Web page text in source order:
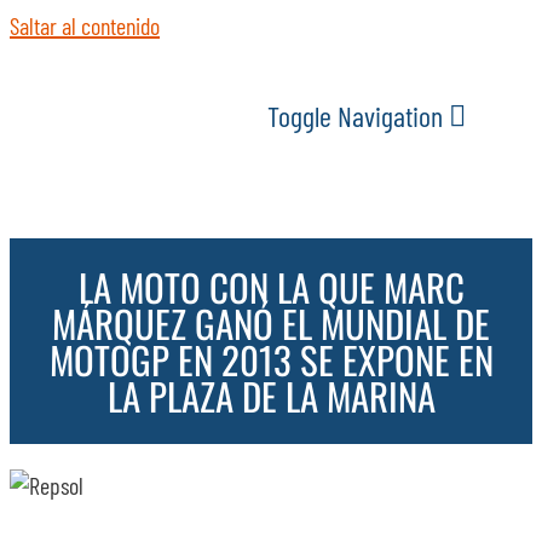
Saltar al contenido
Toggle Navigation
ACTUALIDAD
SERVICIOS
EVENTOS
LA MOTO CON LA QUE MARC
MÁRQUEZ GANÓ EL MUNDIAL DE
MOTOGP EN 2013 SE EXPONE EN
LA PLAZA DE LA MARINA